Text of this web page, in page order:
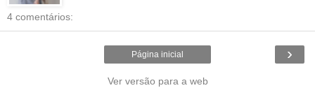
4 comentários:
›
Página inicial
Ver versão para a web